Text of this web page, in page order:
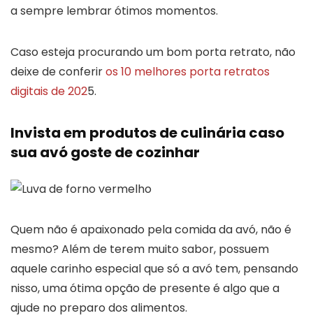
a sempre lembrar ótimos momentos.
Caso esteja procurando um bom porta retrato, não
deixe de conferiros 10 melhores porta retratos
digitais de 2025.
Invista em produtos de culinária caso
sua avó goste de cozinhar
Quem não é apaixonado pela comida da avó, não é
mesmo? Além de terem muito sabor, possuem
aquele carinho especial que só a avó tem, pensando
nisso, uma ótima opção de presente é algo que a
ajude no preparo dos alimentos.